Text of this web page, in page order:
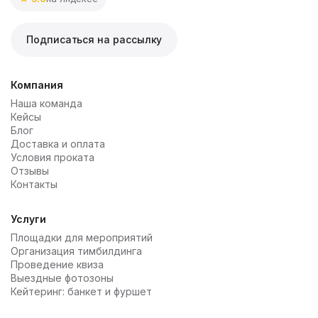
взыскательных гостей;
установки и обслуживания стола на мероприятии.
соответственно, все пройдет без задержек и
Подписаться на рассылку
Компания
Наша команда
Кейсы
Блог
Доставка и оплата
Условия проката
Отзывы
Контакты
Услуги
Площадки для мероприятий
Организация тимбилдинга
Проведение квиза
Выездные фотозоны
Кейтеринг: банкет и фуршет